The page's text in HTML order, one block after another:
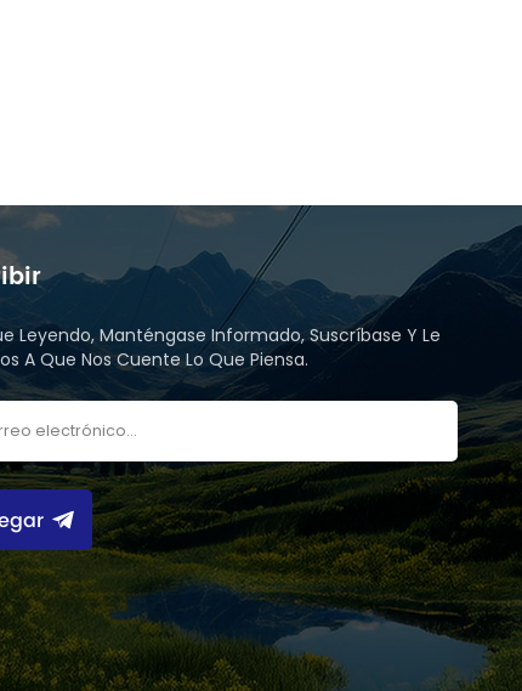
Leyendo, Manténgase Informado, Suscríbase Y Le
A Que Nos Cuente Lo Que Piensa.